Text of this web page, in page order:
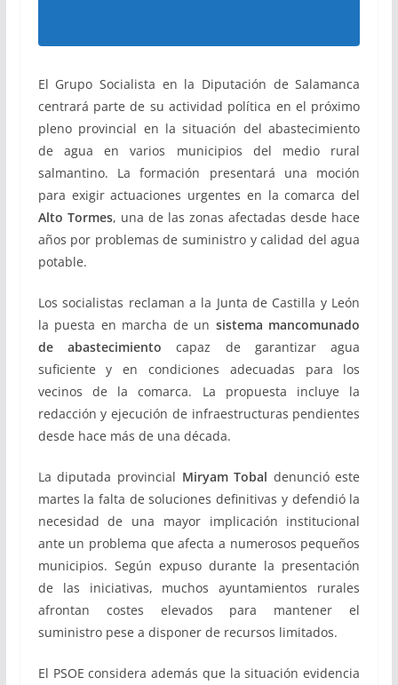
El Grupo Socialista en la Diputación de Salamanca
centrará parte de su actividad política en el próximo
pleno provincial en la situación del abastecimiento
de agua en varios municipios del medio rural
salmantino. La formación presentará una moción
para exigir actuaciones urgentes en la comarca del
Alto Tormes, una de las zonas afectadas desde hace
años por problemas de suministro y calidad del agua
potable.
Los socialistas reclaman a la Junta de Castilla y León
la puesta en marcha de un sistema mancomunado
de abastecimiento capaz de garantizar agua
suficiente y en condiciones adecuadas para los
vecinos de la comarca. La propuesta incluye la
redacción y ejecución de infraestructuras pendientes
desde hace más de una década.
La diputada provincial Miryam Tobal denunció este
martes la falta de soluciones definitivas y defendió la
necesidad de una mayor implicación institucional
ante un problema que afecta a numerosos pequeños
municipios. Según expuso durante la presentación
de las iniciativas, muchos ayuntamientos rurales
afrontan costes elevados para mantener el
suministro pese a disponer de recursos limitados.
El PSOE considera además que la situación evidencia